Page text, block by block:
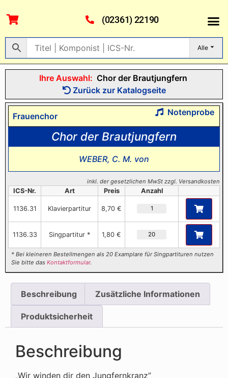
(02361) 22190
Alle
Ihre Auswahl: Chor der Brautjungfern
Zurück zur Katalogseite
Frauenchor Notenprobe
Chor der Brautjungfern
WEBER, C. M. von
inkl. der gesetzlichen MwSt zzgl. Versandkosten
ICS-Nr. Art Preis Anzahl
1136.31 Klavierpartitur 8,70 €
1136.33 Singpartitur * 1,80 €
* Bei kleineren Bestellmengen als 20 Examplare für Singpartituren nutzen
Sie bitte dasKontaktformular.
Beschreibung Zusätzliche Informationen
Produktsicherheit
Beschreibung
„Wir winden dir den Jungfernkranz”